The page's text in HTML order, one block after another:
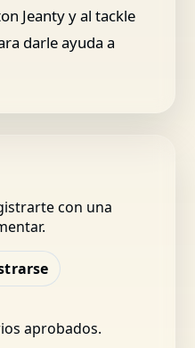
Jeanty y al tackle
darle ayuda a
con una
aprobados.